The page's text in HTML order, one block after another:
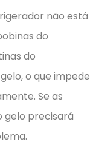
não está
do
do
o que impede
Se as
gelo precisará